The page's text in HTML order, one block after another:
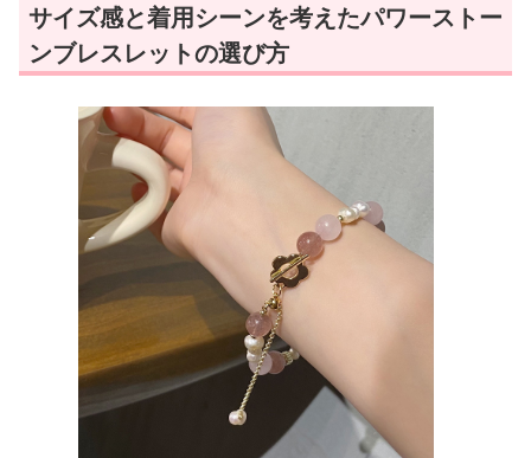
サイズ感と着用シーンを考えたパワーストー
ンブレスレットの選び方